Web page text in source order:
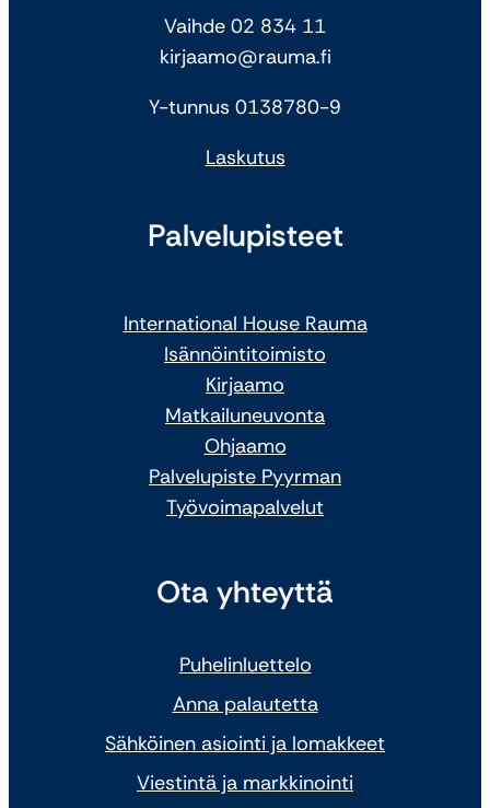
Vaihde 02 834 11
kirjaamo@rauma.fi
Y-tunnus 0138780-9
Laskutus
Palvelupisteet
International House Rauma
Isännöintitoimisto
Kirjaamo
Matkailuneuvonta
Ohjaamo
Palvelupiste Pyyrman
Työvoimapalvelut
Ota yhteyttä
Puhelinluettelo
Anna palautetta
Sähköinen asiointi ja lomakkeet
Viestintä ja markkinointi